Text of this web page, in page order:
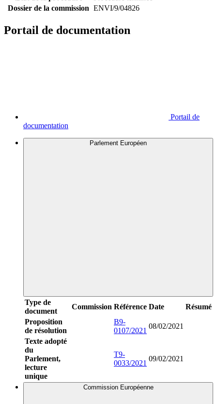
Dossier de la commission ENVI/9/04826
Portail de documentation
Portail de
documentation
Parlement Européen
Type de
document
Commission Référence Date
Résumé
Proposition
de résolution
B9-
0107/2021
08/02/2021
Texte adopté
du
Parlement,
lecture
unique
T9-
0033/2021
09/02/2021
Commission Européenne